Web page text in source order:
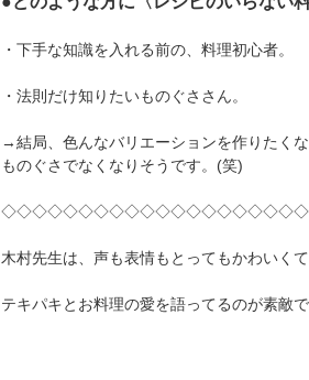
・下手な知識を入れる前の、料理初心者。
・法則だけ知りたいものぐささん。
→結局、色んなバリエーションを作りたくな
ものぐさでなくなりそうです。(笑)
木村先生は、声も表情もとってもかわいくて
テキパキとお料理の愛を語ってるのが素敵